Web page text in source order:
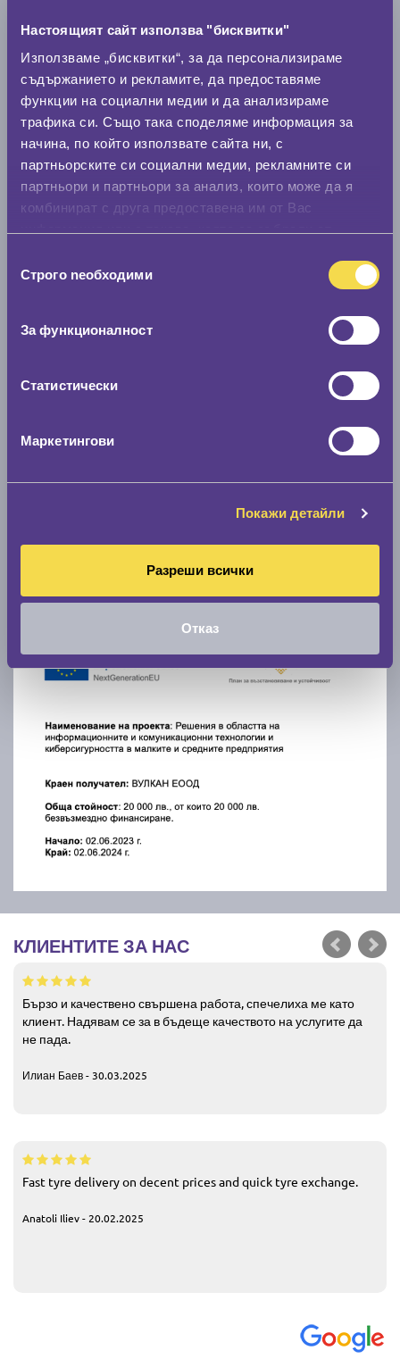
Настоящият сайт използва "бисквитки"
Използваме „бисквитки“, за да персонализираме
съдържанието и рекламите, да предоставяме
функции на социални медии и да анализираме
трафика си. Също така споделяме информация за
начина, по който използвате сайта ни, с
партньорските си социални медии, рекламните си
партньори и партньори за анализ, които може да я
комбинират с друга предоставена им от Вас
наСтрого nеобходими
За функционалност
Статистически
Маркетингови
Покажи детайли
Разреши всички
Отказ
Модел
Покажи гуми
КЛИЕНТИТЕ ЗА НАС
Бързо и качествено свършена работа, спечелиха ме като
клиент. Надявам се за в бъдеще качеството на услугите да
не пада.
Илиан Баев - 30.03.2025
Fast tyre delivery on decent prices and quick tyre exchange.
Anatoli Iliev - 20.02.2025